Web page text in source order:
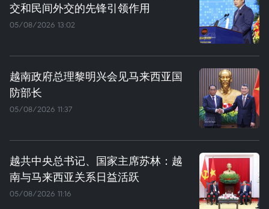
交和民间外交的先锋引领作用
05/08/2026 13:02
越南政府总理黎明兴会见马来西亚国
防部长
05/08/2026 11:37
越共中央总书记、国家主席苏林：越
南与马来西亚关系日益活跃
05/08/2026 11:16